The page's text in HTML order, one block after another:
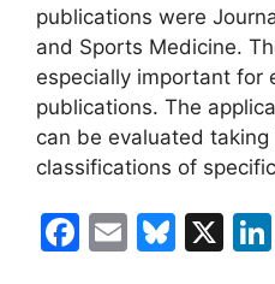
publications were
and Sports Medicine.
especially important for
publications. The
can be evaluated
classifications of
F
E
Bl X